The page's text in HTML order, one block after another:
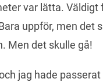
var lätta.
uppför, men det
Men det skulle gå!
jag hade